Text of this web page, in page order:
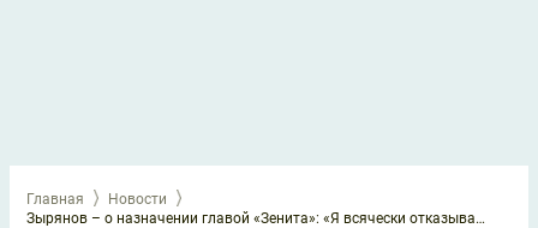
Главная
Новости
Зырянов – о назначении главой «Зенита»: «Я всячески отказывался, но пришлось согласиться»